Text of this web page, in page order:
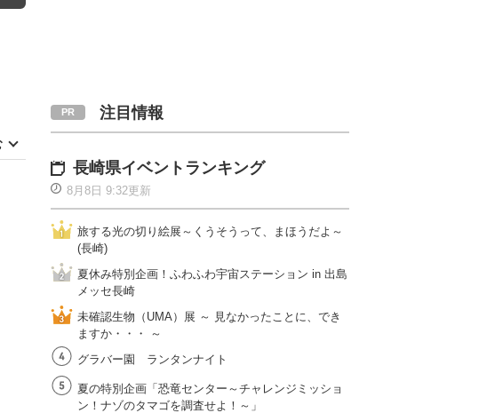
注目情報
長崎県イベントランキング
8月8日 9:32更新
旅する光の切り絵展～くうそうって、まほうだよ～
(長崎)
夏休み特別企画！ふわふわ宇宙ステーション in 出島
メッセ長崎
未確認生物（UMA）展 ～ 見なかったことに、でき
ますか・・・ ～
グラバー園 ランタンナイト
夏の特別企画「恐竜センター～チャレンジミッショ
ン！ナゾのタマゴを調査せよ！～」